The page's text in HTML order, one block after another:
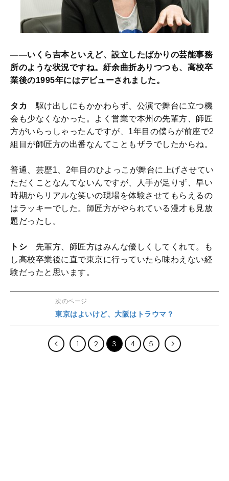
――いくら吉本といえど、設立したばかりの芸能事務
所のような状況ですね。紆余曲折ありつつも、高校卒
業後の1995年にはデビューされました。
タカ 駆け出しにもかかわらず、公演で舞台に立つ機
会も少なくなかった。よく営業で本州の先輩方、師匠
方がいらっしゃったんですが、1年目の僕らが前座で2
組目が師匠方の出番なんてこともザラでしたからね。
普通、芸歴1、2年目のひよっこが舞台に上げさせてい
ただくことなんてないんですが、人手が足りず、早い
時期からリアルな笑いの現場を体験させてもらえるの
はラッキーでした。師匠方がやられている漫才も見放
題だったし。
トシ 先輩方、師匠方はみんな優しくしてくれて。も
し高校卒業後に直で東京に行っていたら味わえない経
験だったと思います。
次のページ
東京はよいけど、大阪はトラウマ？
1 2 3 4 5